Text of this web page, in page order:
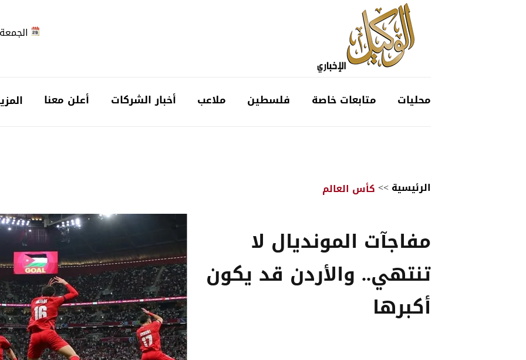
الجمعة 2026-
محليات متابعات خاصة فلسطين ملاعب أخبار الشركات أعلن معنا
الرئيسية>>كأس العالم
مفاجآت المونديال لا
تنتهي.. والأردن قد يكون
أكبرها